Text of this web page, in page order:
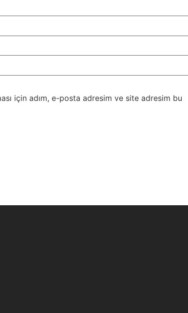
için adım, e-posta adresim ve site adresim bu